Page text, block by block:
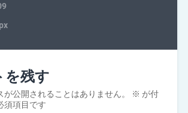
を残す
が公開されることはありません。 ※ が付
須項目です